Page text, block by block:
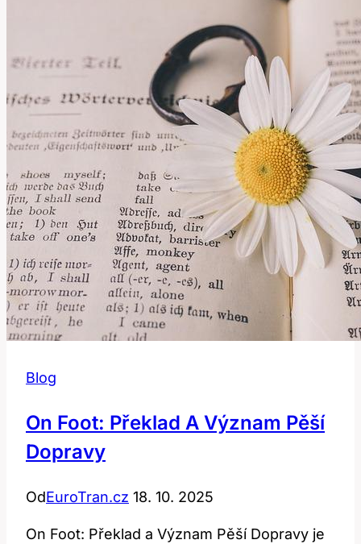
anglický
výraz
znamená?
Blog
On Foot: Překlad A Význam Pěší
Dopravy
OdEuroTran.cz 18. 10. 2025
On Foot: Překlad a Význam Pěší Dopravy je